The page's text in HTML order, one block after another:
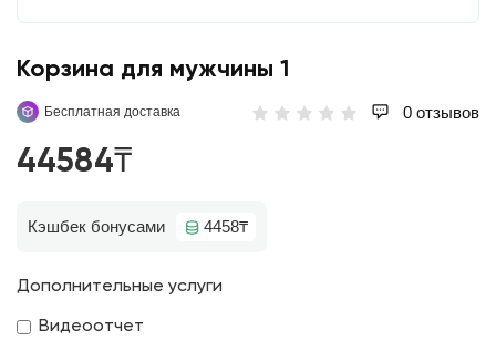
Корзина для мужчины 1
Бесплатная доставка 0 отзывов
44584₸
Кэшбек бонусами 4458₸
Дополнительные услуги
Видеоотчет